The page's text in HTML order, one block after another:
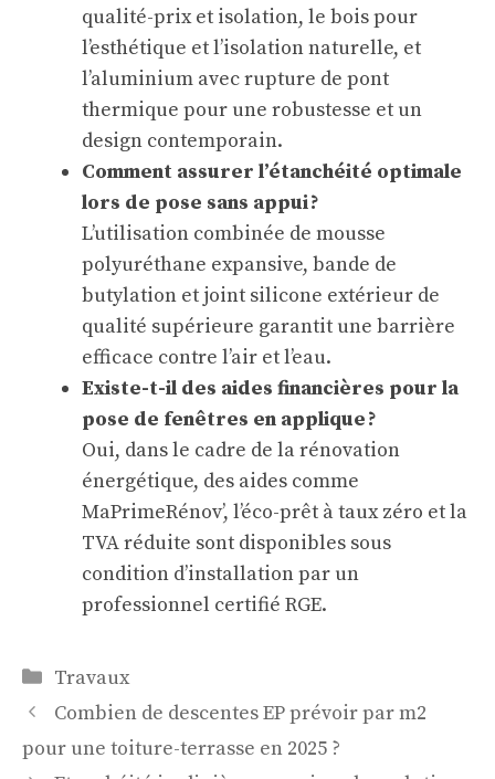
qualité-prix et isolation, le bois pour
l’esthétique et l’isolation naturelle, et
l’aluminium avec rupture de pont
thermique pour une robustesse et un
design contemporain.
Comment assurer l’étanchéité optimale
lors de pose sans appui ?
L’utilisation combinée de mousse
polyuréthane expansive, bande de
butylation et joint silicone extérieur de
qualité supérieure garantit une barrière
efficace contre l’air et l’eau.
Existe-t-il des aides financières pour la
pose de fenêtres en applique ?
Oui, dans le cadre de la rénovation
énergétique, des aides comme
MaPrimeRénov’, l’éco-prêt à taux zéro et la
TVA réduite sont disponibles sous
condition d’installation par un
professionnel certifié RGE.
Catégories
Travaux
Combien de descentes EP prévoir par m2
pour une toiture-terrasse en 2025 ?